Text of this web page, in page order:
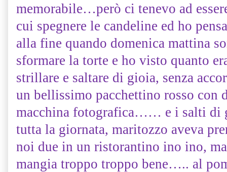
memorabile…però ci tenevo ad
cui spegnere le candeline ed ho
alla fine quando domenica mattina
sformare la torte e ho visto quanto
strillare e saltare di gioia, senza
un bellissimo pacchettino rosso con
macchina fotografica…… e i salti di
tutta la giornata, maritozzo aveva
noi due in un ristorantino ino ino,
mangia troppo troppo bene….. al